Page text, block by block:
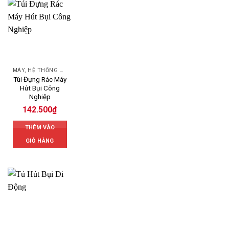
Túi Đựng Rác Máy
Hút Bụi Công
Nghiệp
142.500₫
THÊM VÀO
GIỎ HÀNG